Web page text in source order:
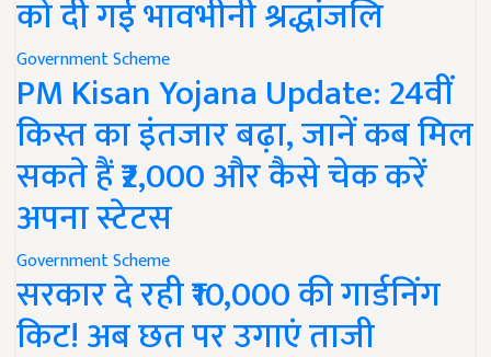
को दी गई भावभीनी श्रद्धांजलि
Government Scheme
PM Kisan Yojana Update: 24वीं
किस्त का इंतजार बढ़ा, जानें कब मिल
सकते हैं ₹2,000 और कैसे चेक करें
अपना स्टेटस
Government Scheme
सरकार दे रही ₹10,000 की गार्डनिंग
किट! अब छत पर उगाएं ताजी